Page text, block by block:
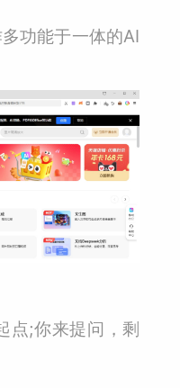
多功能于一体的AI
点;你来提问，剩